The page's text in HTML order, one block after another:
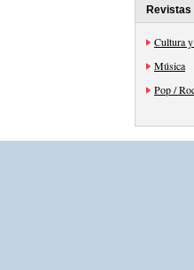
Revistas
Cultura
Música
Pop /